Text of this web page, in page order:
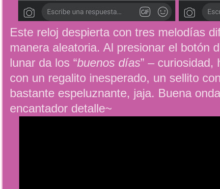
Este reloj despierta con tres melodías
manera aleatoria. Al presionar el botón
lunar da los “buenos días” – curiosidad,
con un regalito inesperado, un sellito
bastante espeluznante, jaja. Buena
encantador detalle~